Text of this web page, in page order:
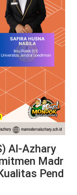
Al-Azhary
Madr
Pend